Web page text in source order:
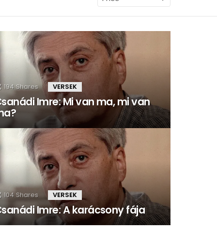
194 Shares VERSEK
Imre: Mi van ma, mi van
104 Shares VERSEK
Imre: A karácsony fája